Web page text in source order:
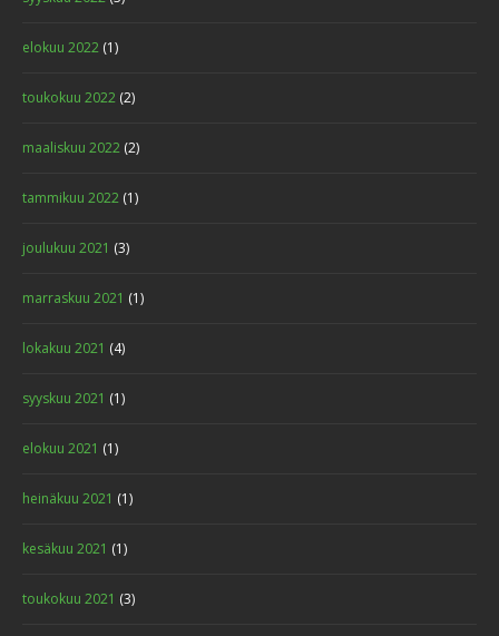
elokuu 2022 (1)
toukokuu 2022 (2)
maaliskuu 2022 (2)
tammikuu 2022 (1)
joulukuu 2021 (3)
marraskuu 2021 (1)
lokakuu 2021 (4)
syyskuu 2021 (1)
elokuu 2021 (1)
heinäkuu 2021 (1)
kesäkuu 2021 (1)
toukokuu 2021 (3)